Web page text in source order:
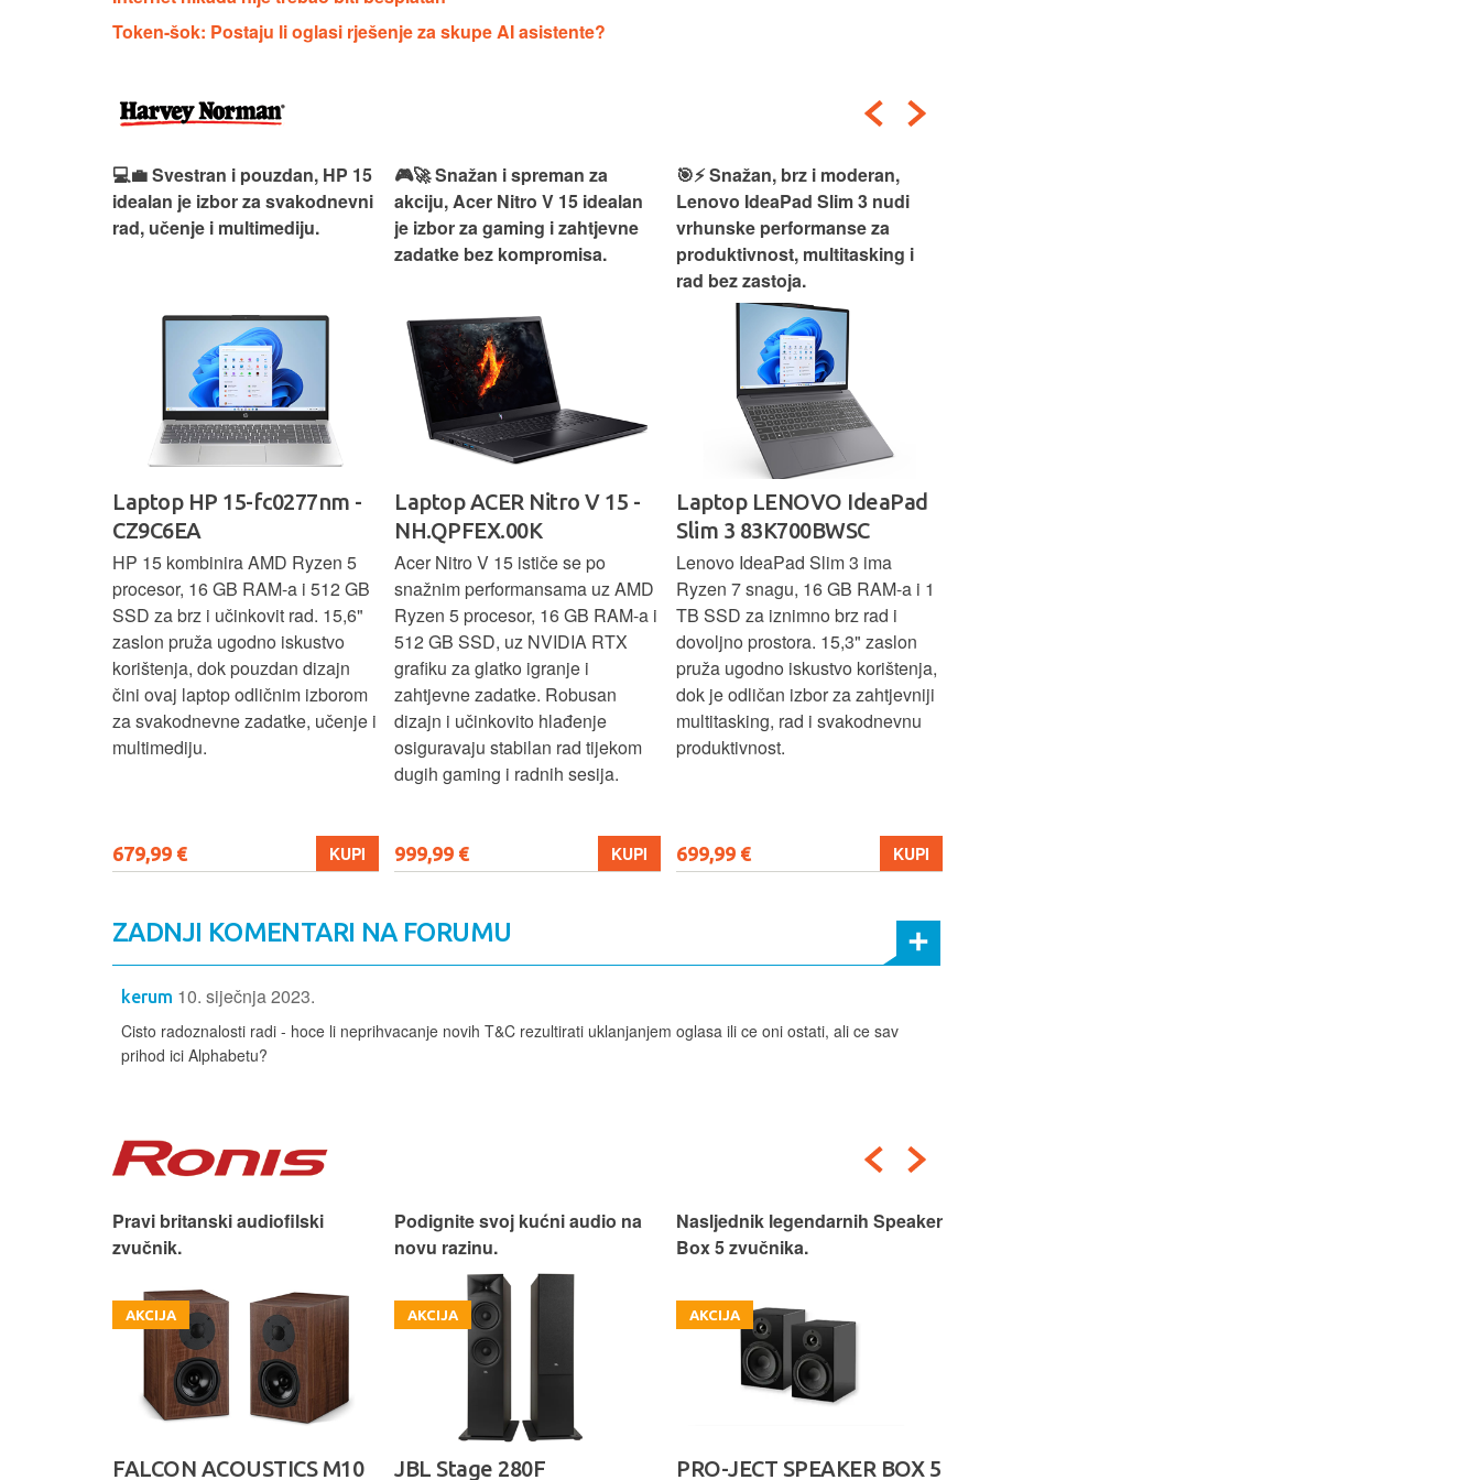
Token-šok: Postaju li oglasi rješenje za skupe AI asistente?
💻💼 Svestran i pouzdan, HP 15
idealan je izbor za svakodnevni
rad, učenje i multimediju.
Laptop HP 15-fc0277nm -
CZ9C6EA
HP 15 kombinira AMD Ryzen 5
procesor, 16 GB RAM-a i 512 GB
SSD za brz i učinkovit rad. 15,6"
zaslon pruža ugodno iskustvo
korištenja, dok pouzdan dizajn
čini ovaj laptop odličnim izborom
za svakodnevne zadatke, učenje i
multimediju.
679,99 € KUPI
🎮🚀 Snažan i spreman za
akciju, Acer Nitro V 15 idealan
je izbor za gaming i zahtjevne
zadatke bez kompromisa.
Laptop ACER Nitro V 15 -
NH.QPFEX.00K
Acer Nitro V 15 ističe se po
snažnim performansama uz AMD
Ryzen 5 procesor, 16 GB RAM-a i
512 GB SSD, uz NVIDIA RTX
grafiku za glatko igranje i
zahtjevne zadatke. Robusan
dizajn i učinkovito hlađenje
osiguravaju stabilan rad tijekom
dugih gaming i radnih sesija.
999,99 € KUPI
🎯⚡ Snažan, brz i moderan,
Lenovo IdeaPad Slim 3 nudi
vrhunske performanse za
produktivnost, multitasking i
rad bez zastoja.
Laptop LENOVO IdeaPad
Slim 3 83K700BWSC
Lenovo IdeaPad Slim 3 ima
Ryzen 7 snagu, 16 GB RAM-a i 1
TB SSD za iznimno brz rad i
dovoljno prostora. 15,3" zaslon
pruža ugodno iskustvo korištenja,
dok je odličan izbor za zahtjevniji
multitasking, rad i svakodnevnu
produktivnost.
699,99 € KUPI
ZADNJI KOMENTARI NA FORUMU
kerum 10. siječnja 2023.
Cisto radoznalosti radi - hoce li neprihvacanje novih T&C rezultirati uklanjanjem oglasa ili ce oni ostati, ali ce sav
prihod ici Alphabetu?
Pravi britanski audiofilski
zvučnik.
AKCIJA
FALCON ACOUSTICS M10
Podignite svoj kućni audio na
novu razinu.
AKCIJA
JBL Stage 280F
Nasljednik legendarnih Speaker
Box 5 zvučnika.
AKCIJA
PRO-JECT SPEAKER BOX 5